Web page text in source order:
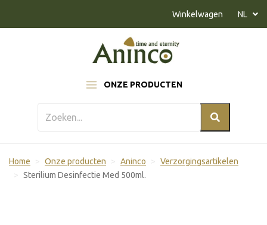
ONZE PRODUCTEN
Winkelwagen NL
Home Onze producten Aninco
Verzorgingsartikelen
Sterilium Desinfectie Med 500ml.